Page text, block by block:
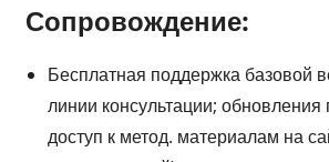
Сопровождение:
Бесплатная поддержка базовой
линии консультации;
доступ к метод. материалам на